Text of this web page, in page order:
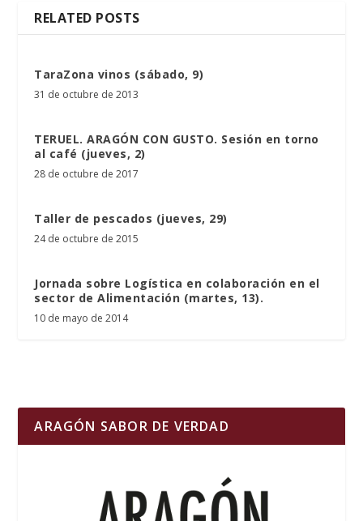
RELATED POSTS
TaraZona vinos (sábado, 9)
31 de octubre de 2013
TERUEL. ARAGÓN CON GUSTO. Sesión en torno
al café (jueves, 2)
28 de octubre de 2017
Taller de pescados (jueves, 29)
24 de octubre de 2015
Jornada sobre Logística en colaboración en el
sector de Alimentación (martes, 13).
10 de mayo de 2014
ARAGÓN SABOR DE VERDAD